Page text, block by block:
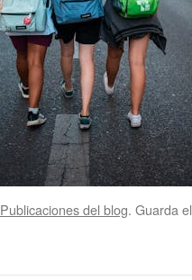
Publicaciones del blog. Guarda